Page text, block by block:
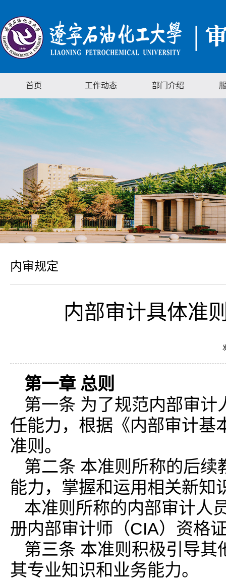
首页 工作动态 部门介绍
内审规定
内部审计具体准
第一章 总则
第一条 为了规范内部审
任能力，根据《内部审计基
准则。
第二条 本准则所称的后
能力，掌握和运用相关新知
本准则所称的内部审计人
册内部审计师（CIA）资格
第三条 本准则积极引导
其专业知识和业务能力。